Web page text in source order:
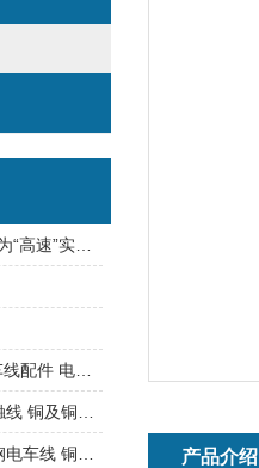
产品介绍
高铁速度跑出大国自信，电车线为“高速”实现铺设可能
酚醛双线夹AXK-2 铜电车线 电车线配件 电车铜滑触线厂家